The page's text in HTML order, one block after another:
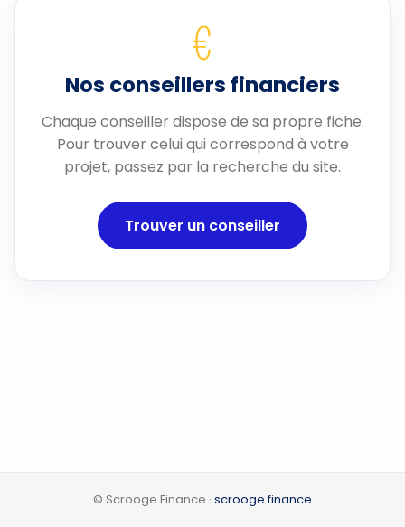
€
Nos conseillers financiers
Chaque conseiller dispose de sa propre fiche.
Pour trouver celui qui correspond à votre
projet, passez par la recherche du site.
Trouver un conseiller
© Scrooge Finance · scrooge.finance